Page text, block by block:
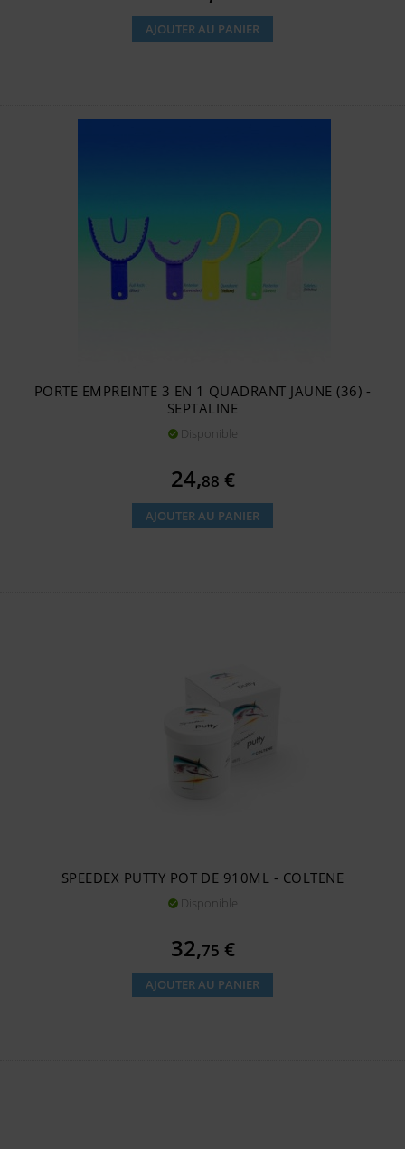
AJOUTER AU PANIER
PORTE EMPREINTE 3 EN 1 QUADRANT JAUNE (36) -
SEPTALINE
 Disponible
Prix
24,88 €
AJOUTER AU PANIER
SPEEDEX PUTTY POT DE 910ML - COLTENE
 Disponible
Prix
32,75 €
AJOUTER AU PANIER